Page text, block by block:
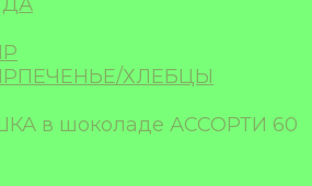
ПЕЧЕНЬЕ/ХЛЕБЦЫ
в шоколаде АССОРТИ 60